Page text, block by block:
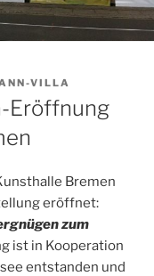
VILLA
Eröffnung
Bremen
eröffnet:
zum
ist in Kooperation
entstanden und